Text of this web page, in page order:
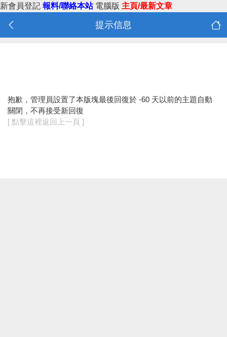
新會員登記 報料/聯絡本站 電腦版 主頁/最新文章
提示信息
抱歉，管理員設置了本版塊最後回復於 -60 天以前的主題自動
關閉，不再接受新回復
[ 點擊這裡返回上一頁 ]